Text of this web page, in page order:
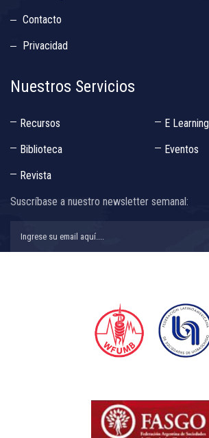
Contacto
Privacidad
Nuestros Servicios
Recursos
E Learning
Biblioteca
Eventos
Revista
Suscríbase a nuestro newsletter semanal: